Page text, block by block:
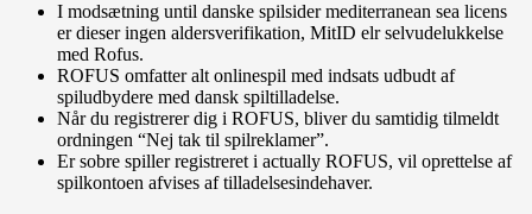
I modsætning until danske spilsider mediterranean sea licens
er dieser ingen aldersverifikation, MitID elr selvudelukkelse
med Rofus.
ROFUS omfatter alt onlinespil med indsats udbudt af
spiludbydere med dansk spiltilladelse.
Når du registrerer dig i ROFUS, bliver du samtidig tilmeldt
ordningen “Nej tak til spilreklamer”.
Er sobre spiller registreret i actually ROFUS, vil oprettelse af
spilkontoen afvises af tilladelsesindehaver.